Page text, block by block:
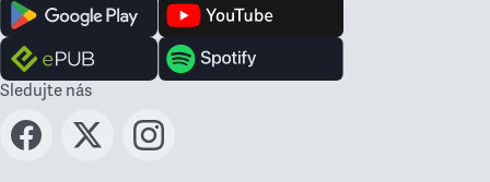
Sledujte nás